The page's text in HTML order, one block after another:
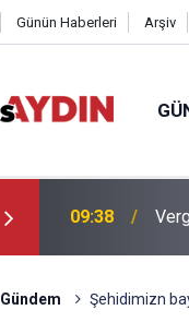
Günün Haberleri Arşiv
09:27
Gündem Şehidimizn